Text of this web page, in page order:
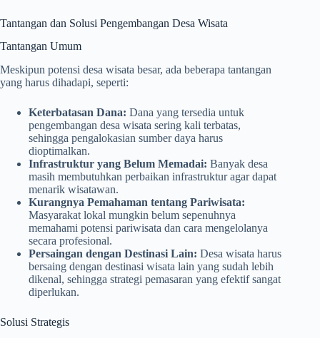
Tantangan dan Solusi Pengembangan Desa Wisata
Tantangan Umum
Meskipun potensi desa wisata besar, ada beberapa tantangan
yang harus dihadapi, seperti:
Keterbatasan Dana: Dana yang tersedia untuk
pengembangan desa wisata sering kali terbatas,
sehingga pengalokasian sumber daya harus
dioptimalkan.
Infrastruktur yang Belum Memadai: Banyak desa
masih membutuhkan perbaikan infrastruktur agar dapat
menarik wisatawan.
Kurangnya Pemahaman tentang Pariwisata:
Masyarakat lokal mungkin belum sepenuhnya
memahami potensi pariwisata dan cara mengelolanya
secara profesional.
Persaingan dengan Destinasi Lain: Desa wisata harus
bersaing dengan destinasi wisata lain yang sudah lebih
dikenal, sehingga strategi pemasaran yang efektif sangat
diperlukan.
Solusi Strategis